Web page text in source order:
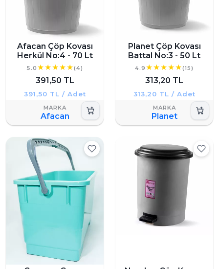
Afacan Çöp Kovası
Herkül No:4 - 70 Lt
5.0 (4)
391,50 TL
391,50 TL / Adet
Afacan
Planet Çöp Kovası
Battal No:3 - 50 Lt
4.9 (15)
313,20 TL
313,20 TL / Adet
Planet